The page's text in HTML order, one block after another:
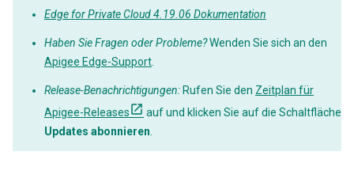
Edge for Private Cloud 4.19.06 Dokumentation
Haben Sie Fragen oder Probleme?Wenden Sie sich an den
Apigee Edge-Support
Release-Benachrichtigungen: Rufen Sie den Zeitplan für
Apigee-Releases
auf und klicken Sie auf die Schaltfläche
Updates abonnieren